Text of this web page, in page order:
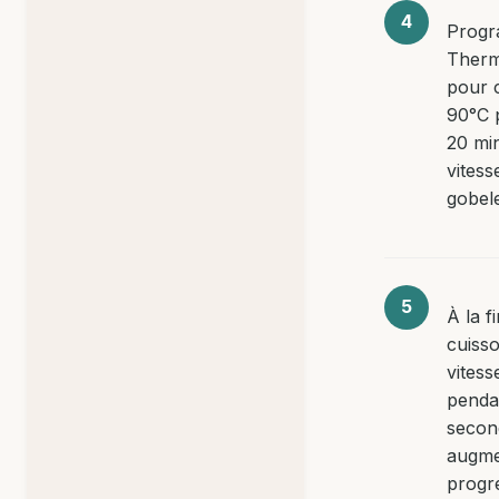
pour
90°C
20
À la